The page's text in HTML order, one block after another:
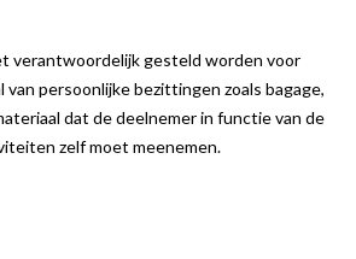
verantwoordelijk gesteld worden voor
persoonlijke bezittingen zoals bagage,
dat de deelnemer in functie van de
zelf moet meenemen.